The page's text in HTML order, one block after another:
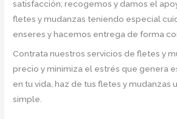
satisfacción; recogemos y damos el
fletes y mudanzas teniendo especial
enseres y hacemos entrega de forma
Contrata nuestros servicios de fletes y
precio y minimiza el estrés que genera
en tu vida, haz de tus fletes y mudanzas
simple.